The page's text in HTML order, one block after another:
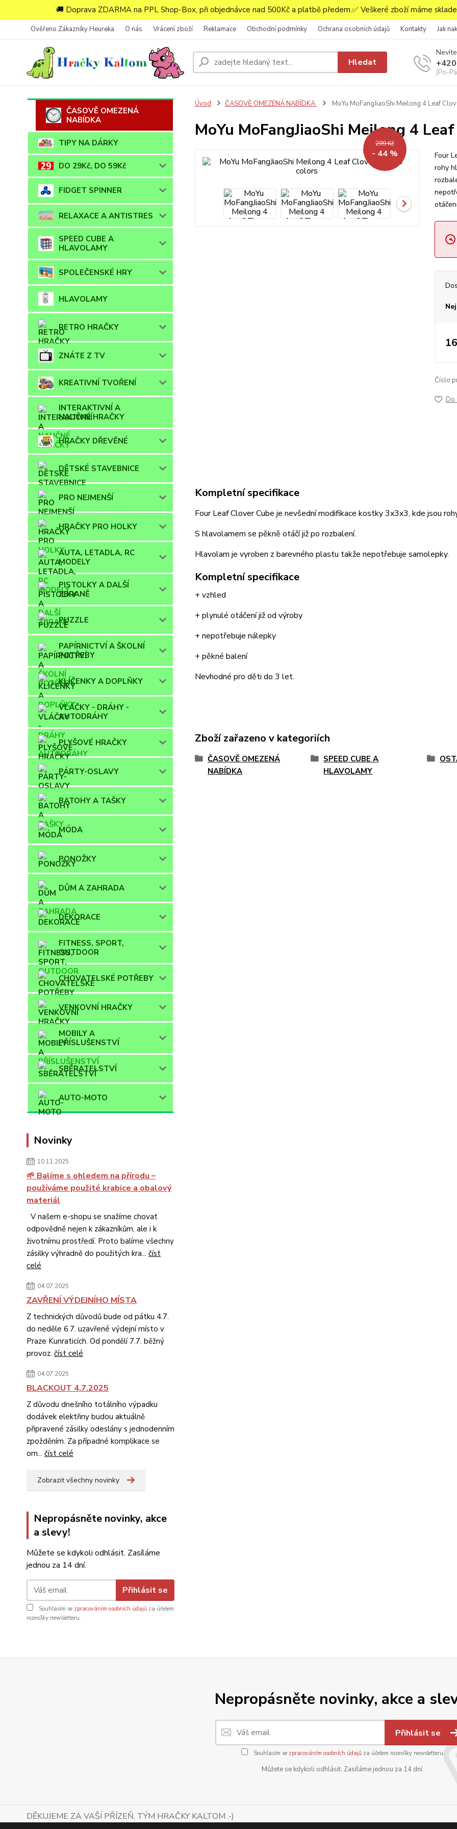
🚚 Doprava ZDARMA na PPL Shop-Box, při objednávce nad 500Kč a platbě předem.✅ Veškeré zboží máme
Ověřeno Zákazníky Heureka O nás Vrácení zboží Reklamace Obchodní podmínky Ochrana osobních údajů Kontakty Jak
Hledat
(Po-
ČASOVĚ OMEZENÁ
NABÍDKA
TIPY NA DÁRKY
DO 29Kč, DO 59Kč
FIDGET SPINNER
RELAXACE A ANTISTRES
SPEED CUBE A
HLAVOLAMY
SPOLEČENSKÉ HRY
HLAVOLAMY
RETRO HRAČKY
ZNÁTE Z TV
KREATIVNÍ TVOŘENÍ
INTERAKTIVNÍ A
NAUČNÉ HRAČKY
HRAČKY DŘEVĚNÉ
DĚTSKÉ STAVEBNICE
PRO NEJMENŠÍ
HRAČKY PRO HOLKY
AUTA, LETADLA, RC
MODELY
PISTOLKY A DALŠÍ
ZBRANĚ
PUZZLE
PAPÍRNICTVÍ A ŠKOLNÍ
POTŘEBY
KLÍČENKY A DOPLŇKY
VLÁČKY - DRÁHY -
AUTODRÁHY
PLYŠOVÉ HRAČKY
PÁRTY-OSLAVY
BATOHY A TAŠKY
MÓDA
PONOŽKY
DŮM A ZAHRADA
DEKORACE
FITNESS, SPORT,
OUTDOOR
CHOVATELSKÉ POTŘEBY
VENKOVNÍ HRAČKY
MOBILY A
PŘÍSLUŠENSTVÍ
SBĚRATELSTVÍ
AUTO-MOTO
Novinky
10.11.2025
🌱 Balíme s ohledem na přírodu –
používáme použité krabice a obalový
materiál
V našem e-shopu se snažíme chovat
odpovědně nejen k zákazníkům, ale i k
životnímu prostředí. Proto balíme všechny
zásilky výhradně do použitých kra... číst
celé
04.07.2025
ZAVŘENÍ VÝDEJNÍHO MÍSTA
Z technických důvodů bude od pátku 4.7.
do neděle 6.7. uzavřené výdejní místo v
Praze Kunraticích. Od pondělí 7.7. běžný
provoz. číst celé
04.07.2025
BLACKOUT 4.7.2025
Z důvodu dnešního totálního výpadku
dodávek elektřiny budou aktuálně
připravené zásilky odeslány s jednodenním
zpožděním. Za případné komplikace se
om... číst celé
Zobrazit všechny novinky
Nepropásněte novinky, akce
a slevy!
Můžete se kdykoli odhlásit. Zasíláme
jednou za 14 dní.
Přihlásit se
Souhlasím se zpracováním osobních údajů za účelem
rozesílky newsletteru.
Úvod ČASOVĚ OMEZENÁ NABÍDKA MoYu MoFangJiaoShi Meilong 4 Leaf
MoYu MoFangJiaoShi Meilong 4
299 Kč
- 44 %
Four
rohy
Číslo
Do
Kompletní specifikace
Four Leaf Clover Cube je nevšední modifikace kostky 3x3x3, kde jsou
S hlavolamem se pěkně otáčí již po rozbalení.
Hlavolam je vyroben z barevného plastu takže nepotřebuje samolepky.
Kompletní specifikace
+ vzhled
+ plynulé otáčení již od výroby
+ nepotřebuje nálepky
+ pěkné balení
Nevhodné pro děti do 3 let.
Zboží zařazeno v kategoriích
ČASOVĚ OMEZENÁ
NABÍDKA
SPEED CUBE A
HLAVOLAMY
Nepropásněte novinky, akce a
Přihlásit se
Souhlasím se zpracováním osobních údajůza účelem rozesílky newsletteru.
Můžete se kdykoli odhlásit. Zasíláme jednou za 14 dní.
DĚKUJEME ZA VAŠÍ PŘÍZEŇ, TÝM HRAČKY KALTOM .-)